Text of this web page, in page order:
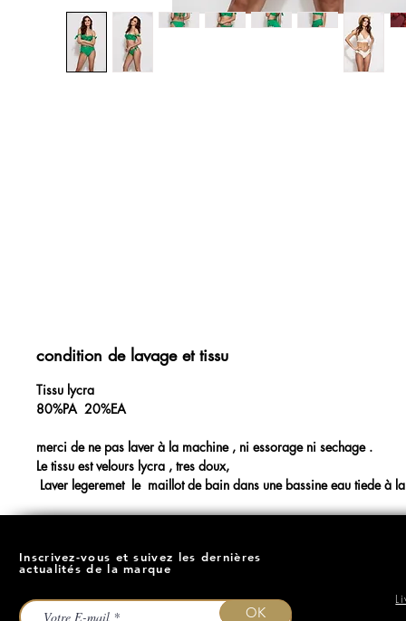
condition de lavage et tissu
Tissu lycra
80%PA 20%EA
merci de ne pas laver à la machine , ni essorage ni sechage .
Le tissu est velours lycra , tres doux,
Laver legeremet le maillot de bain dans une bassine eau tiede à
Inscrivez-vous et suivez les dernières
actualités de la marque
OK